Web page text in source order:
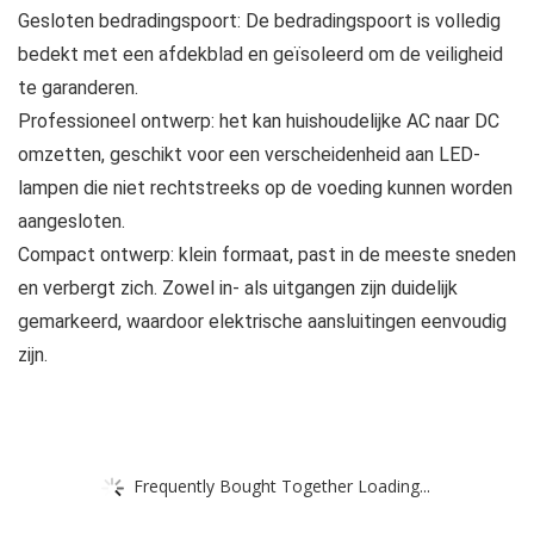
Gesloten bedradingspoort: De bedradingspoort is volledig
bedekt met een afdekblad en geïsoleerd om de veiligheid
te garanderen.
Professioneel ontwerp: het kan huishoudelijke AC naar DC
omzetten, geschikt voor een verscheidenheid aan LED-
lampen die niet rechtstreeks op de voeding kunnen worden
aangesloten.
Compact ontwerp: klein formaat, past in de meeste sneden
en verbergt zich. Zowel in- als uitgangen zijn duidelijk
gemarkeerd, waardoor elektrische aansluitingen eenvoudig
zijn.
Frequently Bought Together Loading...